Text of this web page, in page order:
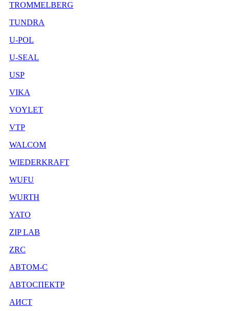
TROMMELBERG
TUNDRA
U-POL
U-SEAL
USP
VIKA
VOYLET
VTP
WALCOM
WIEDERKRAFT
WUFU
WURTH
YATO
ZIP LAB
ZRC
АВТОМ-С
АВТОСПЕКТР
АИСТ